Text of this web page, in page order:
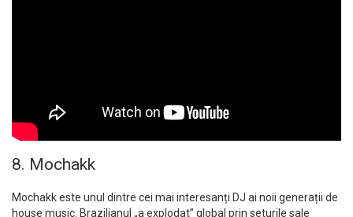
8. Mochakk
Mochakk este unul dintre cei mai interesanți DJ ai noii generații de
house music. Brazilianul „a explodat” global prin seturile sale